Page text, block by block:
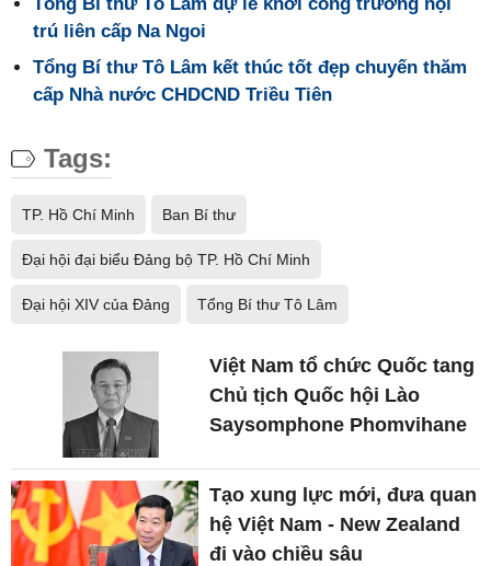
trú liên cấp Na Ngoi
Tổng Bí thư Tô Lâm kết thúc tốt đẹp chuyến thăm
cấp Nhà nước CHDCND Triều Tiên
Tags:
TP. Hồ Chí Minh Ban Bí thư
Đại hội đại biểu Đảng bộ TP. Hồ Chí Minh
Đại hội XIV của Đảng Tổng Bí thư Tô Lâm
Việt Nam tổ chức Quốc tang
Chủ tịch Quốc hội Lào
Saysomphone Phomvihane
Tạo xung lực mới, đưa quan
hệ Việt Nam - New Zealand
đi vào chiều sâu